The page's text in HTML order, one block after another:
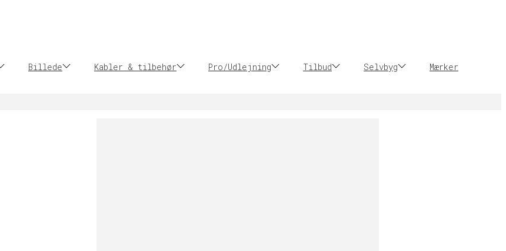
Billede Kabler & tilbehør Pro/Udlejning Tilbud Selvbyg Mærker